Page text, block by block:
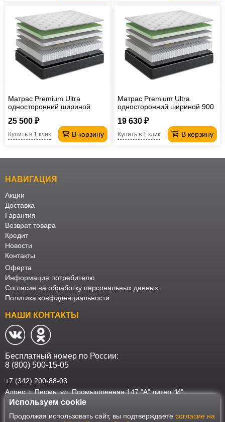
Матрас Premium Ultra
односторонний шириной
25 500 ₽
В корзину
Купить в 1 клик
Матрас Premium Ultra
односторонний шириной 900
19 630 ₽
В корзину
Купить в 1 клик
НАВИГАЦИЯ
Акции
Доставка
Гарантия
Возврат товара
Кредит
Новости
Контакты
Оферта
Информация потребителю
Согласие на обработку персональных данных
Политика конфиденциальности
НАШИ КОНТАКТЫ
Бесплатный номер по России:
8 (800) 500-15-05
+7 (342) 200-88-03
Адрес: г. Пермь, ул. Промышленная 147 "А" литер "И"
Наш интернет-магазин работает в соответствии с требованиями
Федерального закона от 27 июля 2006 года №152-ФЗ "О персональных
Используем cookie
Продолжая использовать сайт, вы подтверждаете согласие на